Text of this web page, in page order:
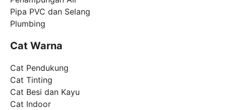
Pipa PVC dan Selang
Plumbing
Cat Warna
Cat Pendukung
Cat Tinting
Cat Besi dan Kayu
Cat Indoor